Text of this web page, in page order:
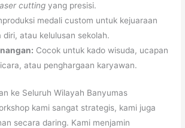
cutting yang presisi.
medali custom untuk kejuaraan
diri, atau kelulusan sekolah.
Cocok untuk kado wisuda, ucapan
atau penghargaan karyawan.
ke Seluruh Wilayah Banyumas
kami sangat strategis, kami juga
secara daring. Kami menjamin